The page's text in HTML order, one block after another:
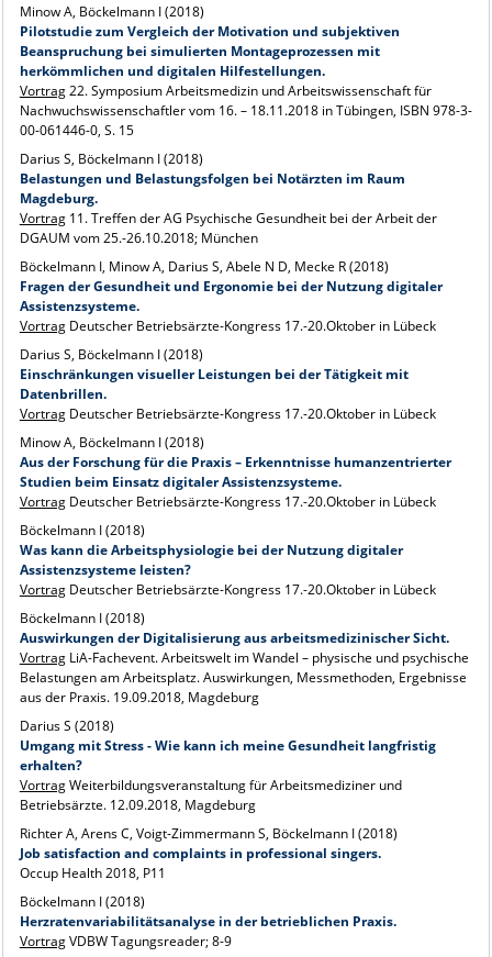
Minow A, Böckelmann I (2018)
Pilotstudie zum Vergleich der Motivation und subjektiven
Beanspruchung bei simulierten Montageprozessen mit
herkömmlichen und digitalen Hilfestellungen.
Vortrag22. Symposium Arbeitsmedizin und Arbeitswissenschaft für
Nachwuchswissenschaftler vom 16. – 18.11.2018 in Tübingen, ISBN 978-3-
00-061446-0, S. 15
Darius S, Böckelmann I (2018)
Belastungen und Belastungsfolgen bei Notärzten im Raum
Magdeburg.
Vortrag11. Treffen der AG Psychische Gesundheit bei der Arbeit der
DGAUM vom 25.-26.10.2018; München
Böckelmann I, Minow A, Darius S, Abele N D, Mecke R (2018)
Fragen der Gesundheit und Ergonomie bei der Nutzung digitaler
Assistenzsysteme.
VortragDeutscher Betriebsärzte-Kongress 17.-20.Oktober in Lübeck
Darius S, Böckelmann I (2018)
Einschränkungen visueller Leistungen bei der Tätigkeit mit
Datenbrillen.
VortragDeutscher Betriebsärzte-Kongress 17.-20.Oktober in Lübeck
Minow A, Böckelmann I (2018)
Aus der Forschung für die Praxis – Erkenntnisse humanzentrierter
Studien beim Einsatz digitaler Assistenzsysteme.
VortragDeutscher Betriebsärzte-Kongress 17.-20.Oktober in Lübeck
Böckelmann I (2018)
Was kann die Arbeitsphysiologie bei der Nutzung digitaler
Assistenzsysteme leisten?
VortragDeutscher Betriebsärzte-Kongress 17.-20.Oktober in Lübeck
Böckelmann I (2018)
Auswirkungen der Digitalisierung aus arbeitsmedizinischer Sicht.
VortragLiA-Fachevent. Arbeitswelt im Wandel – physische und psychische
Belastungen am Arbeitsplatz. Auswirkungen, Messmethoden, Ergebnisse
aus der Praxis. 19.09.2018, Magdeburg
Darius S (2018)
Umgang mit Stress - Wie kann ich meine Gesundheit langfristig
erhalten?
VortragWeiterbildungsveranstaltung für Arbeitsmediziner und
Betriebsärzte. 12.09.2018, Magdeburg
Richter A, Arens C, Voigt-Zimmermann S, Böckelmann I (2018)
Job satisfaction and complaints in professional singers.
Occup Health 2018, P11
Böckelmann I (2018)
Herzratenvariabilitätsanalyse in der betrieblichen Praxis.
VortragVDBW Tagungsreader; 8-9